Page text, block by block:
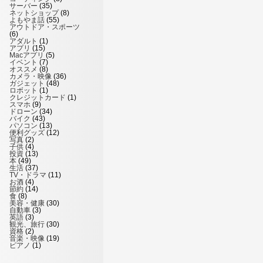
サーバー (35)
ネットショップ(8)
よもやま話 (55)
アウトドア・スポーツ
(6)
アダルト (1)
アプリ (15)
Macアプリ (5)
イベント (7)
オススメ (8)
カメラ・映像 (36)
ガジェット (48)
ロボット (1)
クレジットカード (1)
スマホ (9)
ドローン (34)
バイク (43)
パソコン (13)
便利グッズ (12)
写真 (2)
子供 (4)
投資 (13)
本 (49)
生活 (37)
TV・ドラマ (11)
お酒 (4)
節約 (14)
食 (8)
美容・健康 (30)
自動車 (3)
英語 (3)
観光、旅行 (30)
資格 (2)
音楽・映像 (19)
ピアノ (1)